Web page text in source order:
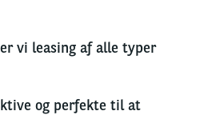
vi leasing afalle typer
og perfekte til at